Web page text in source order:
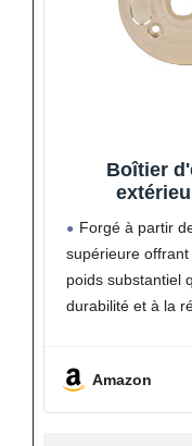
Boîtier
de
Forgé à partir
supérieure
poids substantiel
durabilité et à la
très précis
Amazon